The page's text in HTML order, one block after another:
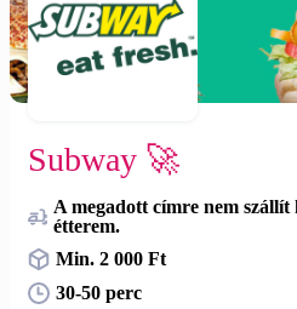
Subway 🚀
A megadott címre nem szállít
étterem.
Min. 2 000 Ft
30-50 perc